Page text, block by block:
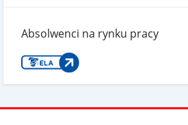
Absolwenci na rynku pracy